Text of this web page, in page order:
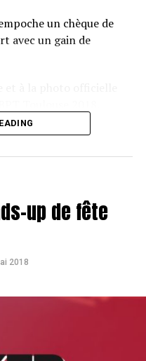
un chèque de
avec un gain de
up de fête
2018